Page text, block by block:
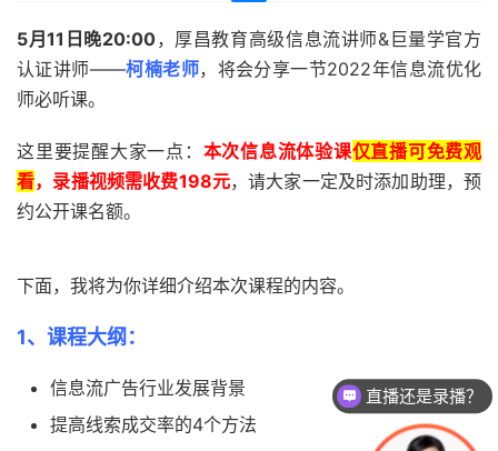
5月11日晚20:00，厚昌教育高级信息流讲师&巨量学官方
认证讲师——柯楠老师，将会分享一节2022年信息流优化
师必听课。
这里要提醒大家一点： 本次信息流体验课仅直播可免费观
看，录播视频需收费198元，请大家一定及时添加助理，预
约公开课名额。
下面，我将为你详细介绍本次课程的内容。
1、课程大纲：
信息流广告行业发展背景
提高线索成交率的4个方法
直播还是录播？